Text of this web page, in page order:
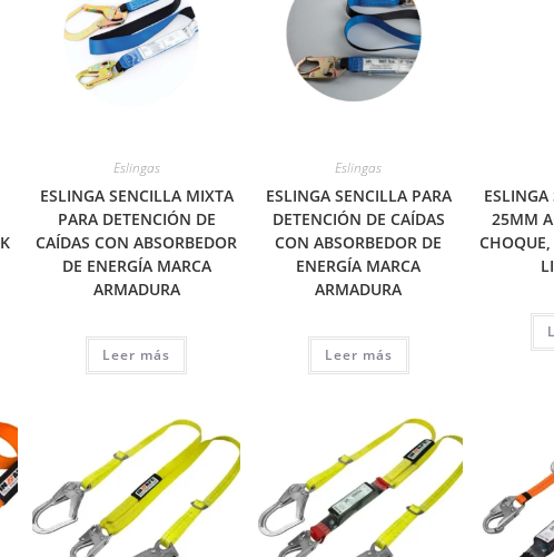
Eslingas
ESLINGA SENCILLA MIXTA
PARA DETENCIÓN DE
CAÍDAS CON ABSORBEDOR
DE ENERGÍA MARCA
ARMADURA
Leer más
Eslingas
ESLINGA SENCILLA PARA
DETENCIÓN DE CAÍDAS
CON ABSORBEDOR DE
ENERGÍA MARCA
ARMADURA
Leer más
ESLINGA
25MM